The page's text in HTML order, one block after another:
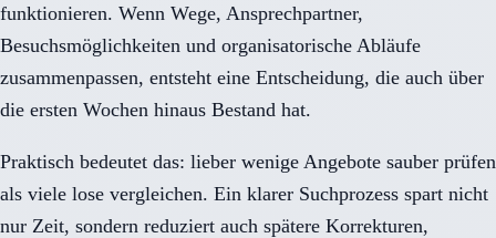
funktionieren. Wenn Wege, Ansprechpartner,
Besuchsmöglichkeiten und organisatorische Abläufe
zusammenpassen, entsteht eine Entscheidung, die auch über
die ersten Wochen hinaus Bestand hat.
Praktisch bedeutet das: lieber wenige Angebote sauber prüfen
als viele lose vergleichen. Ein klarer Suchprozess spart nicht
nur Zeit, sondern reduziert auch spätere Korrekturen,